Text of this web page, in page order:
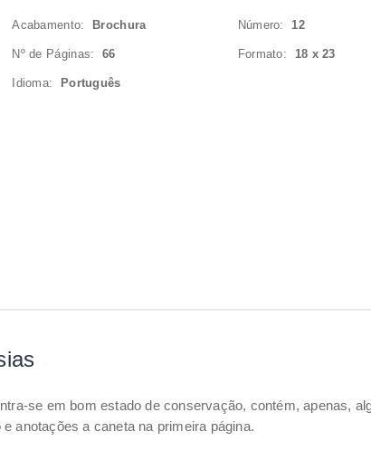
Acabamento: Brochura Número:12
Nº de Páginas:66 Formato: 18 x 23
Idioma: Português
se em bom estado de conservação, contém, apenas,
anotações a caneta na primeira página.